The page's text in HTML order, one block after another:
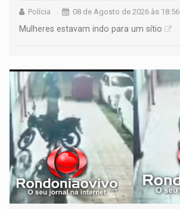
Polícia 08 de Agosto de 2026 às 18:56
Mulheres estavam indo para um sítio